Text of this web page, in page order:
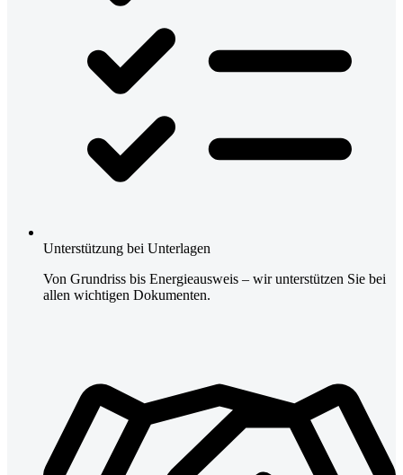
Unterstützung bei Unterlagen
Von Grundriss bis Energieausweis – wir unterstützen Sie bei
allen wichtigen Dokumenten.